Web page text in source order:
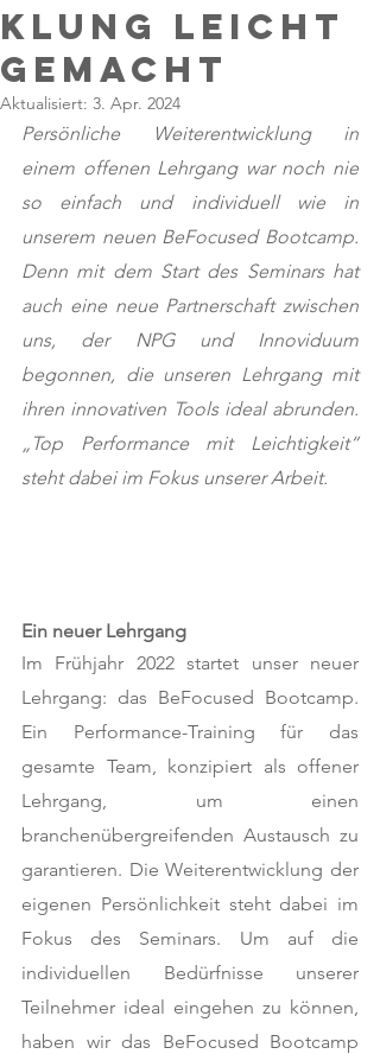
klung leicht
gemacht
Aktualisiert: 3. Apr. 2024
Persönliche Weiterentwicklung in
einem offenen Lehrgang war noch nie
so einfach und individuell wie in
unserem neuen BeFocused Bootcamp.
Denn mit dem Start des Seminars hat
auch eine neue Partnerschaft zwischen
uns, der NPG und Innoviduum
begonnen, die unseren Lehrgang mit
ihren innovativen Tools ideal abrunden.
„Top Performance mit Leichtigkeit“
steht dabei im Fokus unserer Arbeit.
Ein neuer Lehrgang
Im Frühjahr 2022 startet unser neuer
Lehrgang: das BeFocused Bootcamp.
Ein Performance-Training für das
gesamte Team, konzipiert als offener
Lehrgang, um einen
branchenübergreifenden Austausch zu
garantieren. Die Weiterentwicklung der
eigenen Persönlichkeit steht dabei im
Fokus des Seminars. Um auf die
individuellen Bedürfnisse unserer
Teilnehmer ideal eingehen zu können,
haben wir das BeFocused Bootcamp